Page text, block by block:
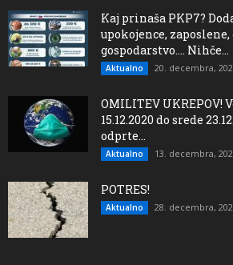
Kaj prinaša PKP7?
upokojence,
gospodarstvo…. Nihče...
Aktualno 20. decembra,
OMILITEV UKREPOV!
15.12.2020 do srede
odprte...
Aktualno 13. decembra,
POTRES!
Aktualno 28. decembra,